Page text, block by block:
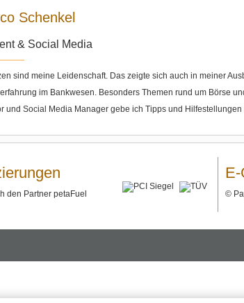
Schenkel
& Social Media
sind meine Leidenschaft. Das zeigte sich auch in meiner
im Bankwesen. Besonders Themen rund um Börse
und Social Media Manager gebe ich Tipps und
den Partner petaFuel ©